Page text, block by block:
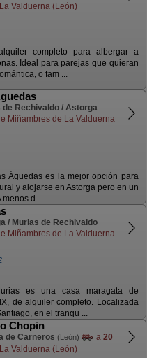
Valduerna (León)
completo para albergar a
Ideal para parejas que quieran
o fam ...
de Rechivaldo / Astorga
Miñambres de La Valduerna
Águedas es la mejor opción para
y alojarse en Astorga pero en un
menos d ...
/ Murias de Rechivaldo
Miñambres de La Valduerna
es una casa maragata de
de alquiler completo. Localizada
en el tranqu ...
Chopin
de Carneros (León) a 20
Valduerna (León)